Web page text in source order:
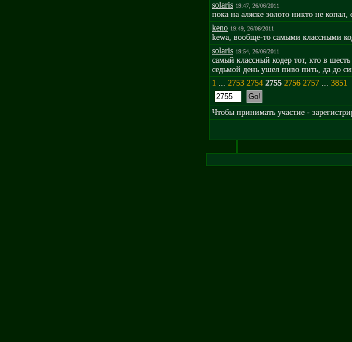
solaris 19:47, 26/06/2011
пока на аляске золото никто не
keno 19:49, 26/06/2011
kewa, вообще-то самыми классными
solaris 19:54, 26/06/2011
самый классный кодер тот, кто в
седьмой день ушел пиво пить, да до
1 ... 2753 2754 2755 2756 2757 ... 3851
Чтобы принимать участие -